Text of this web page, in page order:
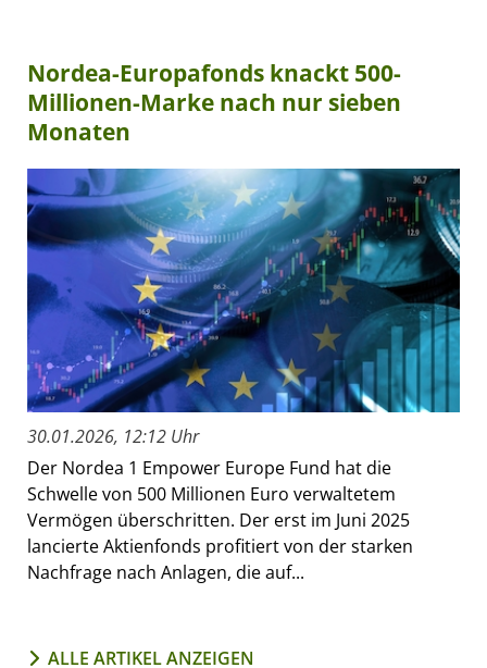
Nordea-Europafonds knackt 500-
Millionen-Marke nach nur sieben
Monaten
30.01.2026, 12:12 Uhr
Der Nordea 1 Empower Europe Fund hat die
Schwelle von 500 Millionen Euro verwaltetem
Vermögen überschritten. Der erst im Juni 2025
lancierte Aktienfonds profitiert von der starken
Nachfrage nach Anlagen, die auf...
ALLE ARTIKEL ANZEIGEN